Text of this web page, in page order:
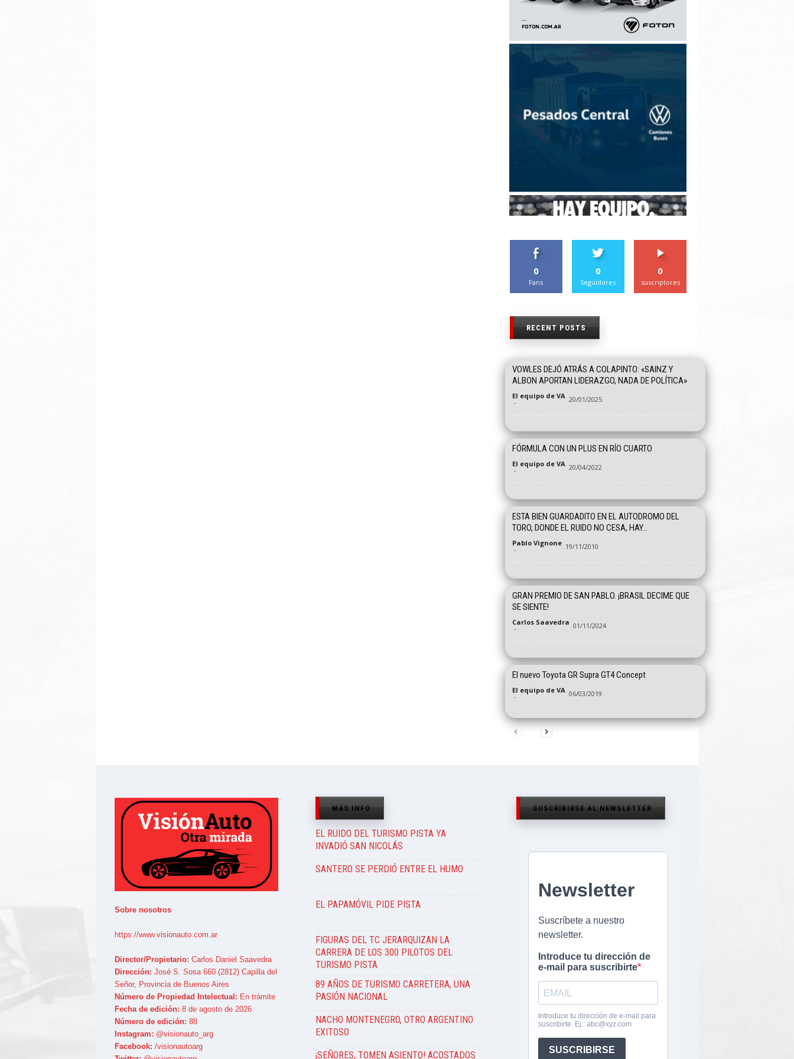
0
Fans
0
Seguidores
0
suscriptores
RECENT POSTS
VOWLES DEJÓ ATRÁS A COLAPINTO: «SAINZ Y
ALBON APORTAN LIDERAZGO, NADA DE POLÍTICA»
El equipo de VA
- 20/01/2025
FÓRMULA CON UN PLUS EN RÍO CUARTO
El equipo de VA
- 20/04/2022
ESTA BIEN GUARDADITO EN EL AUTODROMO DEL
TORO, DONDE EL RUIDO NO CESA, HAY...
Pablo Vignone
- 19/11/2010
GRAN PREMIO DE SAN PABLO. ¡BRASIL DECIME QUE
SE SIENTE!
Carlos Saavedra
- 01/11/2024
El nuevo Toyota GR Supra GT4 Concept
El equipo de VA
- 06/03/2019
Sobre nosotros
https://www.visionauto.com.ar
Director/Propietario: Carlos Daniel Saavedra
Dirección: José S. Sosa 660 (2812) Capilla del
Señor, Provincia de Buenos Aires
Número de Propiedad Intelectual: En trámite
Fecha de edición: 8 de agosto de 2026
Número de edición: 88
Instagram: @visionauto_arg
Facebook: /visionautoarg
MÁS INFO
EL RUIDO DEL TURISMO PISTA YA
INVADIÓ SAN NICOLÁS
SANTERO SE PERDIÓ ENTRE EL HUMO
EL PAPAMÓVIL PIDE PISTA
FIGURAS DEL TC JERARQUIZAN LA
CARRERA DE LOS 300 PILOTOS DEL
TURISMO PISTA
89 AÑOS DE TURISMO CARRETERA, UNA
PASIÓN NACIONAL
NACHO MONTENEGRO, OTRO ARGENTINO
EXITOSO
¡SEÑORES, TOMEN ASIENTO! ACOSTADOS
SUSCRIBIRSE AL NEWSLETTER